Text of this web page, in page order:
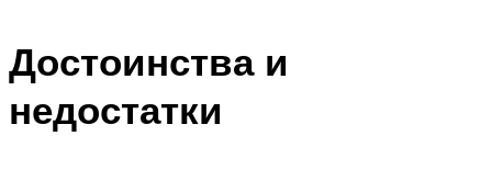
Достоинства и
недостатки